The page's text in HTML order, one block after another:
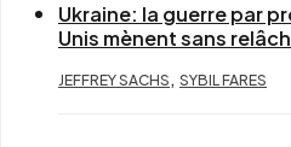
Ukraine: la guerre par
Unis mènent sans
JEFFREY SACHS , SYBIL FARES